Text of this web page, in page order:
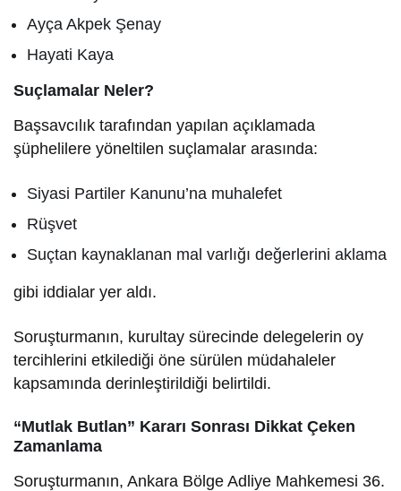
Ayça Akpek Şenay
Hayati Kaya
Suçlamalar Neler?
Başsavcılık tarafından yapılan açıklamada
şüphelilere yöneltilen suçlamalar arasında:
Siyasi Partiler Kanunu’na muhalefet
Rüşvet
Suçtan kaynaklanan mal varlığı değerlerini aklama
gibi iddialar yer aldı.
Soruşturmanın, kurultay sürecinde delegelerin oy
tercihlerini etkilediği öne sürülen müdahaleler
kapsamında derinleştirildiği belirtildi.
“Mutlak Butlan” Kararı Sonrası Dikkat Çeken
Zamanlama
Soruşturmanın, Ankara Bölge Adliye Mahkemesi 36.